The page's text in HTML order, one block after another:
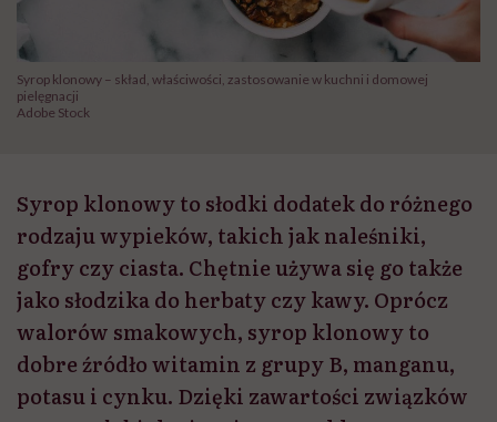
Syrop klonowy – skład, właściwości, zastosowanie w kuchni i domowej
pielęgnacji
Adobe Stock
Syrop klonowy to słodki dodatek do różnego
rodzaju wypieków, takich jak naleśniki,
gofry czy ciasta. Chętnie używa się go także
jako słodzika do herbaty czy kawy. Oprócz
walorów smakowych, syrop klonowy to
dobre źródło witamin z grupy B, manganu,
potasu i cynku. Dzięki zawartości związków